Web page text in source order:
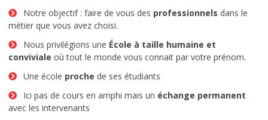
Notre objectif : faire de vous des professionnels dans le
métier que vous avez choisi.
Nous privilégions une École à taille humaine et
conviviale où tout le monde vous connait par votre prénom.
Une école proche de ses étudiants
Ici pas de cours en amphi mais un échange permanent
avec les intervenants
DCG – Diplôme Comptabilité et Gestion
LE CAMPUS
L’histoire de l’école Idelca
Ecole à forte personnalité
Que deviennent-ils après les études?